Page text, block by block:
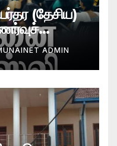
(தேசிய)
ADMIN